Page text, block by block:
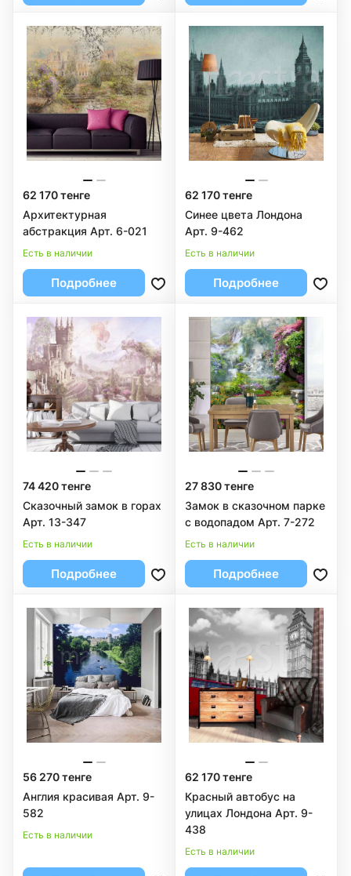
62 170 тенге
Архитектурная
абстракция Арт. 6-021
Есть в наличии
Подробнее
62 170 тенге
Синее цвета Лондона
Арт. 9-462
Есть в наличии
Подробнее
74 420 тенге
Сказочный замок в горах
Арт. 13-347
Есть в наличии
Подробнее
27 830 тенге
Замок в сказочном парке
с водопадом Арт. 7-272
Есть в наличии
Подробнее
56 270 тенге
Англия красивая Арт. 9-
582
Есть в наличии
62 170 тенге
Красный автобус на
улицах Лондона Арт. 9-
438
Есть в наличии